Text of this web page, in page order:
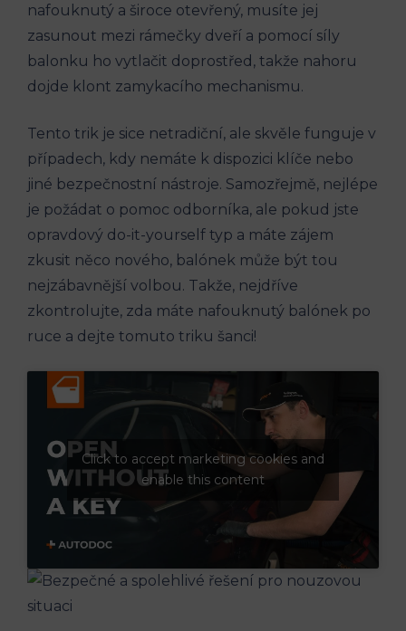
nafouknutý​ a široce otevřený, musíte​ jej
zasunout mezi rámečky dveří a ⁢pomocí⁤ síly
balonku ho ‍vytlačit doprostřed, takže nahoru
dojde klont zamykacího mechanismu.
Tento trik je sice netradiční, ale skvěle funguje v
případech, ⁤kdy ⁢nemáte⁤ k ⁢dispozici klíče nebo ​
jiné⁣ bezpečnostní nástroje. Samozřejmě, nejlépe
je požádat⁤ o pomoc odborníka, ⁢ale pokud jste
opravdový​ do-it-yourself typ ​a máte zájem
zkusit něco nového, ‍balónek‍ může být ⁣tou
nejzábavnější volbou. Takže, nejdříve
zkontrolujte, zda máte nafouknutý balónek po
ruce a dejte tomuto triku šanci!
Click to accept marketing cookies and
enable this content